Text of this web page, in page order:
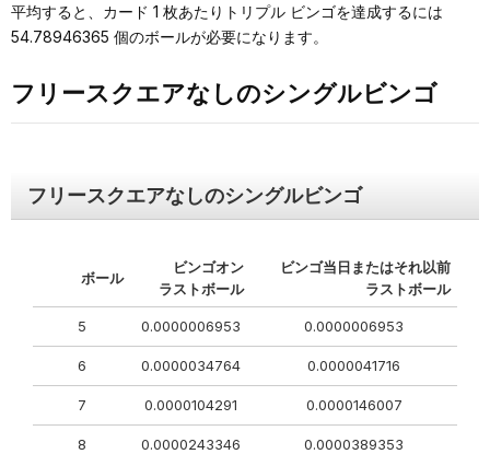
平均すると、カード 1 枚あたりトリプル ビンゴを達成するには
54.78946365 個のボールが必要になります。
フリースクエアなしのシングルビンゴ
フリースクエアなしのシングルビンゴ
ボール
ビンゴオン
ラストボール
ビンゴ当日またはそれ以前
ラストボール
5 0.0000006953 0.0000006953
6 0.0000034764 0.0000041716
7 0.0000104291 0.0000146007
8 0.0000243346 0.0000389353